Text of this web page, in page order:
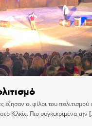
έζησαν οι φίλοι του πολιτισμού
Κιλκίς. Πιο συγκεκριμένα την